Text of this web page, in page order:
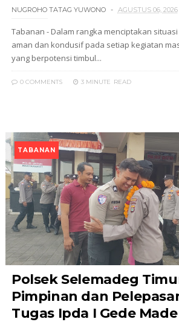
NUGROHO TATAG YUWONO AGUSTUS 06, 2026
Tabanan - Dalam rangka menciptakan
aman dan kondusif pada setiap kegiatan
yang berpotensi timbul...
0 COMMENTS 3 MINUTE READ
TABANAN
Polsek Selemadeg
Pimpinan dan
Tugas Ipda I Gede